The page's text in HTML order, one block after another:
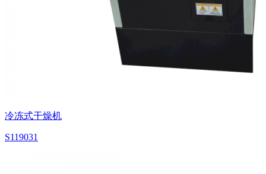
冷冻式干燥机
S119031